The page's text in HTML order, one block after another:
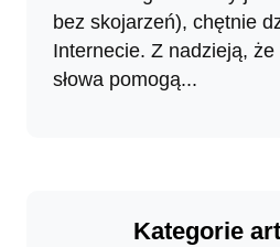
bez skojarzeń), chętnie
Internecie. Z nadzieją,
słowa pomogą...
Kategorie